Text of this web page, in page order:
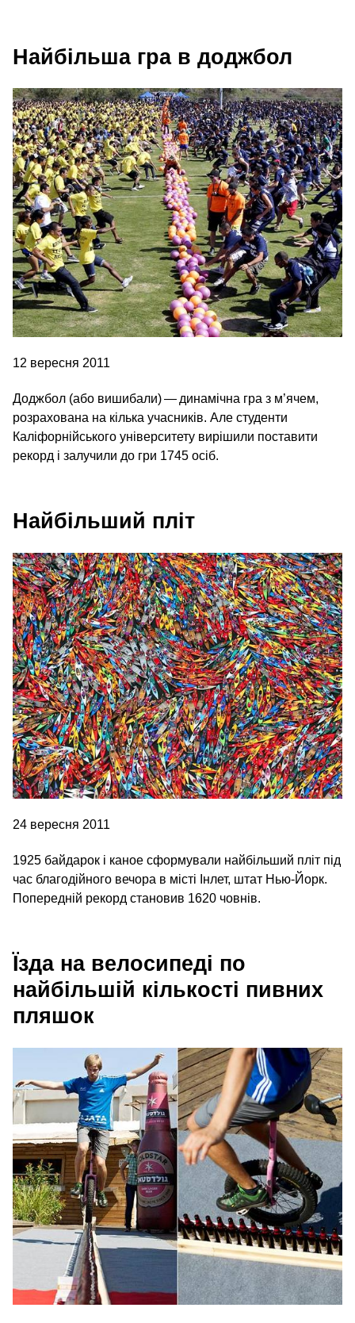
Найбільша гра в доджбол
12 вересня 2011
Доджбол (або вишибали) — динамічна гра з м’ячем,
розрахована на кілька учасників. Але студенти
Каліфорнійського університету вирішили поставити
рекорд і залучили до гри 1745 осіб.
Найбільший пліт
24 вересня 2011
1925 байдарок і каное сформували найбільший пліт під
час благодійного вечора в місті Інлет, штат Нью-Йорк.
Попередній рекорд становив 1620 човнів.
Їзда на велосипеді по
найбільшій кількості пивних
пляшок